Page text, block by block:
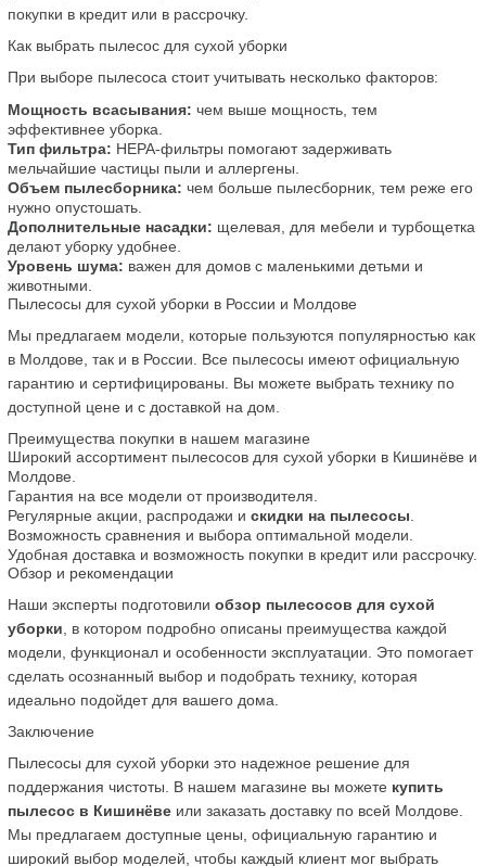
покупки в кредит или в рассрочку.
Как выбрать пылесос для сухой уборки
При выборе пылесоса стоит учитывать несколько факторов:
Мощность всасывания: чем выше мощность, тем
эффективнее уборка.
Тип фильтра: HEPA-фильтры помогают задерживать
мельчайшие частицы пыли и аллергены.
Объем пылесборника: чем больше пылесборник, тем реже его
нужно опустошать.
Дополнительные насадки: щелевая, для мебели и турбощетка
делают уборку удобнее.
Уровень шума: важен для домов с маленькими детьми и
животными.
Пылесосы для сухой уборки в России и Молдове
Мы предлагаем модели, которые пользуются популярностью как
в Молдове, так и в России. Все пылесосы имеют официальную
гарантию и сертифицированы. Вы можете выбрать технику по
доступной цене и с доставкой на дом.
Преимущества покупки в нашем магазине
Широкий ассортимент пылесосов для сухой уборки в Кишинёве и
Молдове.
Гарантия на все модели от производителя.
Регулярные акции, распродажи и скидки на пылесосы
Возможность сравнения и выбора оптимальной модели.
Удобная доставка и возможность покупки в кредит или рассрочку.
Обзор и рекомендации
Наши эксперты подготовили обзор пылесосов для сухой
уборки , в котором подробно описаны преимущества каждой
модели, функционал и особенности эксплуатации. Это помогает
сделать осознанный выбор и подобрать технику, которая
идеально подойдет для вашего дома.
Заключение
Пылесосы для сухой уборки это надежное решение для
поддержания чистоты. В нашем магазине вы можете купить
пылесос в Кишинёве или заказать доставку по всей Молдове.
Мы предлагаем доступные цены, официальную гарантию и
широкий выбор моделей, чтобы каждый клиент мог выбрать